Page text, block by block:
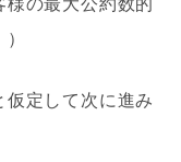
定して次に進み